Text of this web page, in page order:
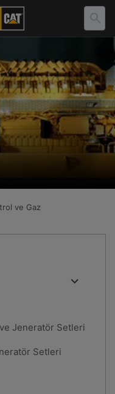
ve Gaz
Jeneratör Setleri
Setleri